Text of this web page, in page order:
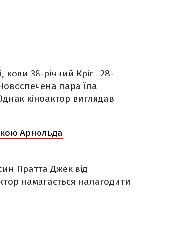
38-річний Кріс і 28-
пара їла
кіноактор виглядав
Арнольда
Пратта Джек від
намагається налагодити